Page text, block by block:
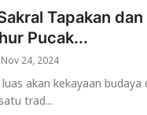
Tapakan
Pucak...
Nov 24, 2024
akan kekayaan
trad...